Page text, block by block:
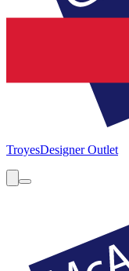
TroyesDesigner Outlet